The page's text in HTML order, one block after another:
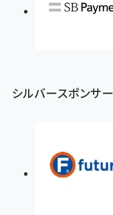
シルバースポンサー